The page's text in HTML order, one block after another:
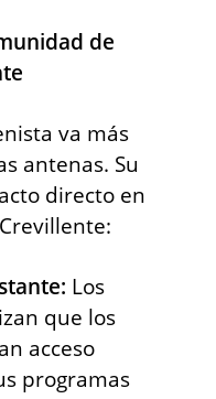
de
va más
antenas. Su
directo en
Los
que los
acceso
programas